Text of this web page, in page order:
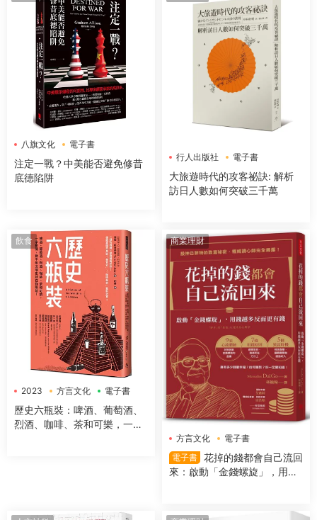
八旗文化 電子書
注定一戰？中美能否避免修昔
底德陷阱
行人出版社 電子書
大旅遊時代的攻客祕訣: 解析
訪日人數如何突破三千萬
飲食
2023 方言文化 電子書
歷史六瓶裝：啤酒、葡萄酒、
烈酒、咖啡、茶和可樂，一字
商業理財
方言文化
電子書
電子書 花掉的錢都會自己流回
來：啟動「金錢螺旋」，用錢